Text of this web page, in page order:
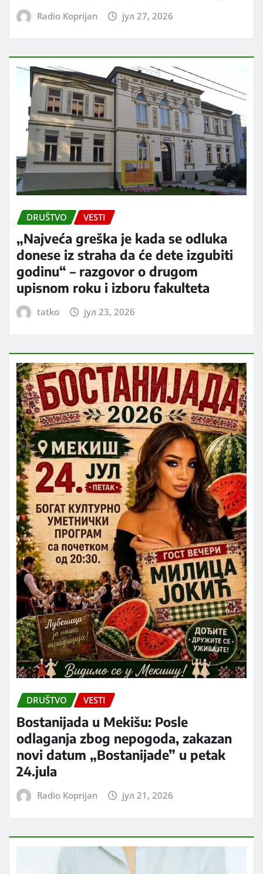
Radio Koprijan јул 27, 2026
DRUŠTVO VESTI
„Najveća greška je kada se odluka
donese iz straha da će dete izgubiti
godinu“ – razgovor o drugom
upisnom roku i izboru fakulteta
tatko јул 23, 2026
DRUŠTVO VESTI
Bostanijada u Mekišu: Posle
odlaganja zbog nepogoda, zakazan
novi datum „Bostanijade” u petak
24.jula
Radio Koprijan јул 21, 2026